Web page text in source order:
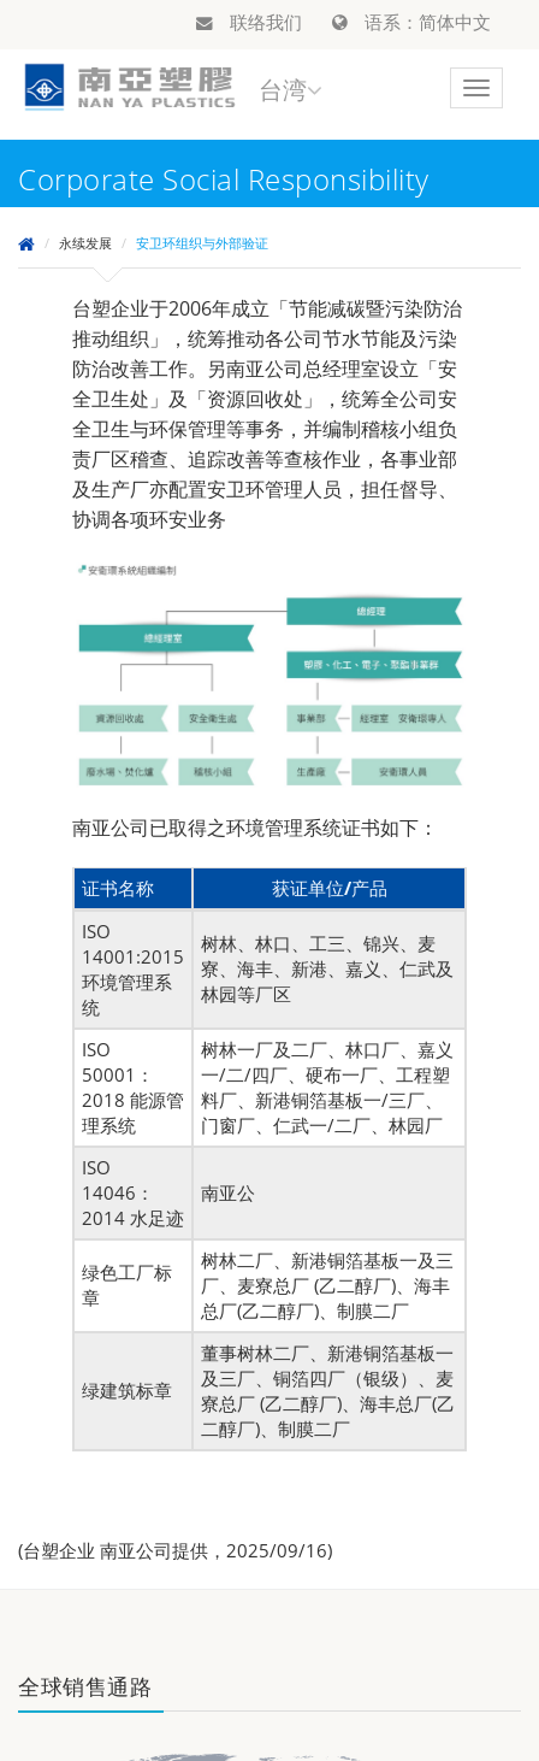
联络我们 语系：简体中文
Toggle
台湾
Corporate Social Responsibility
永续发展 安卫环组织与外部验证
台塑企业于2006年成立「节能减碳暨污染防治
推动组织」，统筹推动各公司节水节能及污染
防治改善工作。另南亚公司总经理室设立「安
全卫生处」及「资源回收处」，统筹全公司安
全卫生与环保管理等事务，并编制稽核小组负
责厂区稽查、追踪改善等查核作业，各事业部
及生产厂亦配置安卫环管理人员，担任督导、
协调各项环安业务
南亚公司已取得之环境管理系统证书如下：
证书名称
获证单位/产品
ISO
14001:2015
环境管理系
统
树林、林口、工三、锦兴、麦
寮、海丰、新港、嘉义、仁武及
林园等厂区
ISO
50001：
2018 能源管
理系统
树林一厂及二厂、林口厂、嘉义
一/二/四厂、硬布一厂、工程塑
料厂、新港铜箔基板一/三厂、
门窗厂、仁武一/二厂、林园厂
ISO
14046：
2014 水足迹
南亚公
绿色工厂标
章
树林二厂、新港铜箔基板一及三
厂、麦寮总厂 (乙二醇厂)、海丰
总厂(乙二醇厂)、制膜二厂
绿建筑标章
董事树林二厂、新港铜箔基板一
及三厂、铜箔四厂（银级）、麦
寮总厂 (乙二醇厂)、海丰总厂(乙
二醇厂)、制膜二厂
(台塑企业 南亚公司提供，2025/09/16)
全球销售通路